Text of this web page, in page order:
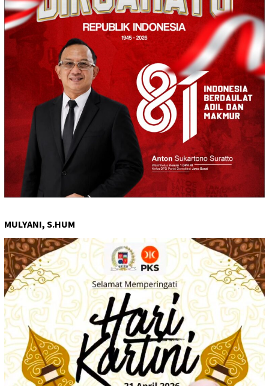
MULYANI, S.HUM